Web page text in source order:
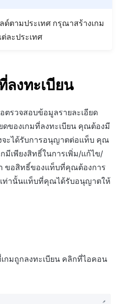
ด์ตามประเทศ กรุณาสร้างเกม
ละประเทศ
ลงทะเบียน
ตรวจสอบข้อมูลรายละเอียด
ดของเกมที่ลงทะเบียน คุณต้องมี
จะได้รับการอนุญาตต่อแท็บ คุณ
มีเพียงสิทธิ์ในการเพิ่ม/แก้ไข/
ขอสิทธิ์ของแท็บที่คุณต้องการ
ท่านั้นแท็บที่คุณได้รับอนุญาตให้
มถูกลงทะเบียน คลิกที่ไอคอน